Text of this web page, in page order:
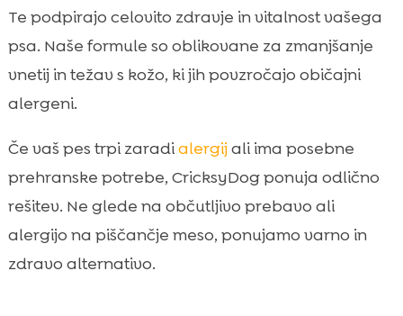
Te podpirajo celovito zdravje in vitalnost vašega
psa. Naše formule so oblikovane za zmanjšanje
vnetij in težav s kožo, ki jih povzročajo običajni
alergeni.
Če vaš pes trpi zaradialergijali ima posebne
prehranske potrebe, CricksyDog ponuja odlično
rešitev. Ne glede na občutljivo prebavo ali
alergijo na piščančje meso, ponujamo varno in
zdravo alternativo.